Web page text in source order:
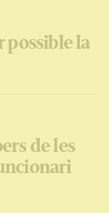
possible la
de les